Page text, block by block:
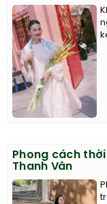
Phong cách
Thanh Vân